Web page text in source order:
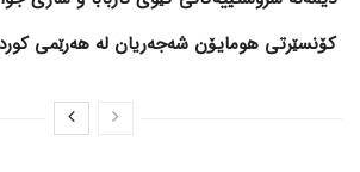
کۆنسێرتی هومایۆن شەجەریان لە هەرێمی